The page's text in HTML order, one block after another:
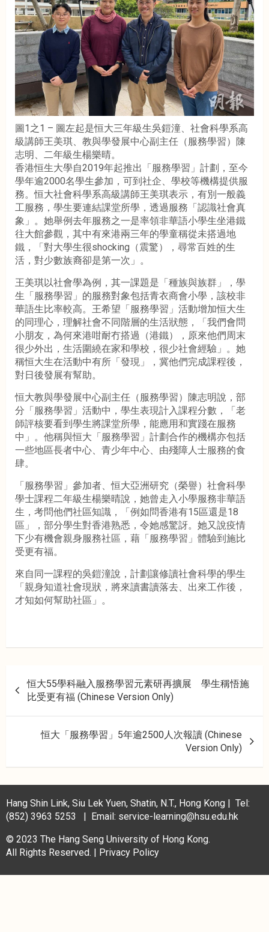
圖1之1 – 圖左起是恒大三年級生吳鎧潼、社會科學系高
級講師王美琪、教與學發展中心副主任（服務學習）陳
志明、二年級生楊樂晴。
香港恒生大學自2019年起推出「服務學習」計劃，至今
學年逾2000名學生參加，可到社企、學校等機構提供服
務。恒大社會科學系高級講師王美琪表示，有別一般義
工服務，學生要連結課堂所學，透過服務「認識社會真
象」。她舉例去年服務之一是率領非華語小學生坐港鐵
往大館參觀，其中有來港兩三年的學童稱從未搭過地
鐵，「對大學生很shocking（震驚），尋常百姓的生
活，對少數族裔卻是第一次」。
王美琪以社會學為例，其一課題是「種族與族群」，學
生「服務學習」的服務對象包括青衣商會小學，該校非
華語生比率較高。王希望「服務學習」活動增加恒大生
的同理心，理解社會不同階層的生活狀態，「我們會問
小朋友，為何來港咁耐冇搭過（港鐵），原來他們周末
很少外出，生活圍繞在家和學校，很少社會經驗」。她
稱恒大生在活動中有所「發現」，冀他們完成課程後，
對日後發展有幫助。
恒大教與學發展中心副主任（服務學習）陳志明說，部
分「服務學習」活動中，學生表現計入課程分數，「老
師評核要看到學生將課堂所學，能應用和實踐在服務
中」。他稱與恒大「服務學習」計劃合作的機構亦包括
一些地區長者中心、青少年中心、由殘障人士服務的食
肆。
「服務學習」參加者、恒大亞洲研究（榮譽）社會科學
學士課程二年級生楊樂晴說，她曾走入小學服務非華語
生，考問他們社區知識，「例如問香港有15區還是18
區」，部分學生對香港熟悉，令她感驚訝。她又說疫情
下少有機會親身服務社區，藉「服務學習」體驗到施比
受更有福。
來自同一課程的吳鎧潼說，計劃讓修讀社會科學的學生
「親身知道社會現狀，將來讀書讀落去、出來工作後，
才知如何幫助社區」。
s
a
v
i
g
a
t
i
恒大55學科融入服務學習元素研再擴展 學生稱悟施
比受更有福 (Chinese Version Only)
恒大「服務學習」5年逾2500人次報讀 (Chinese
Version Only)
Hang Shin Link, Siu Lek Yuen, Shatin, N.T., Hong Kong | Tel:
(852) 3963 5253 | Email: service-learning@hsu.edu.hk
© 2023 The Hang Seng University of Hong Kong.
All Rights Reserved. | Privacy Policy